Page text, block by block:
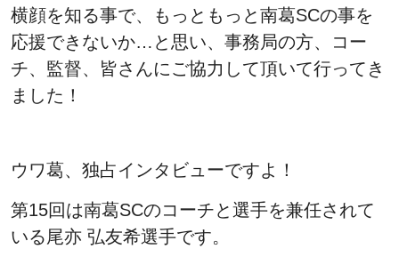
横顔を知る事で、もっともっと南葛SCの事を
応援できないか…と思い、事務局の方、コー
チ、監督、皆さんにご協力して頂いて行ってき
ました！
ウワ葛、独占インタビューですよ！
第15回は南葛SCのコーチと選手を兼任されて
いる尾亦 弘友希選手です。